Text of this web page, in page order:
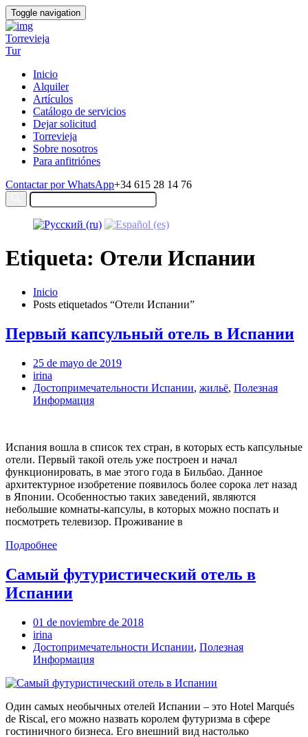
Toggle navigation
Torrevieja
Tur
Inicio
Alquiler
Artículos
Catálogo de servicios
Dejar solicitud
Torrevieja
Sobre nosotros
Para anfitriónes
Contactar por WhatsApp+34 615 28 14 76
Etiqueta: Отели Испании
Inicio
Posts etiquetados “Отели Испании”
Первый капсульный отель в Испании
25 de mayo de 2019
irina
Достопримечательности Испании, жильё, Полезная
Информация
Испания вошла в список тех стран, в которых есть капсульные
отели. Первый такой отель уже построен и начал
функционировать, в мае этого года в Бильбао. Данное
архитектурное изобретение появилось более сорока лет назад
в Японии. Особенностью таких заведений, являются
небольшие комнаты-капсулы, в которых можно поспать и
посмотреть телевизор. Проживание в
Подробнее
Самый футуристический отель в
Испании
01 de noviembre de 2018
irina
Достопримечательности Испании, Полезная
Информация
Один самых необычных отелей Испании – это Hotel Marqués
de Riscal, его можно назвать королем футуризма в сфере
гостиничного бизнеса. Его внешний вид настолько